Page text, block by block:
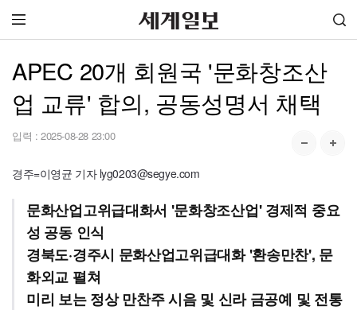
APEC 20개 회원국 '문화창조산
업 교류' 합의, 공동성명서 채택
입력 : 2025-08-28 23:00
경주=이영균 기자 lyg0203@segye.com
문화산업고위급대화서 '문화창조산업' 경제적 중요
성 공동 인식
경북도·경주시 문화산업고위급대화 '환송만찬', 문
화외교 펼쳐
미리 보는 정상 만찬주 시음 및 신라 금공예 및 전통